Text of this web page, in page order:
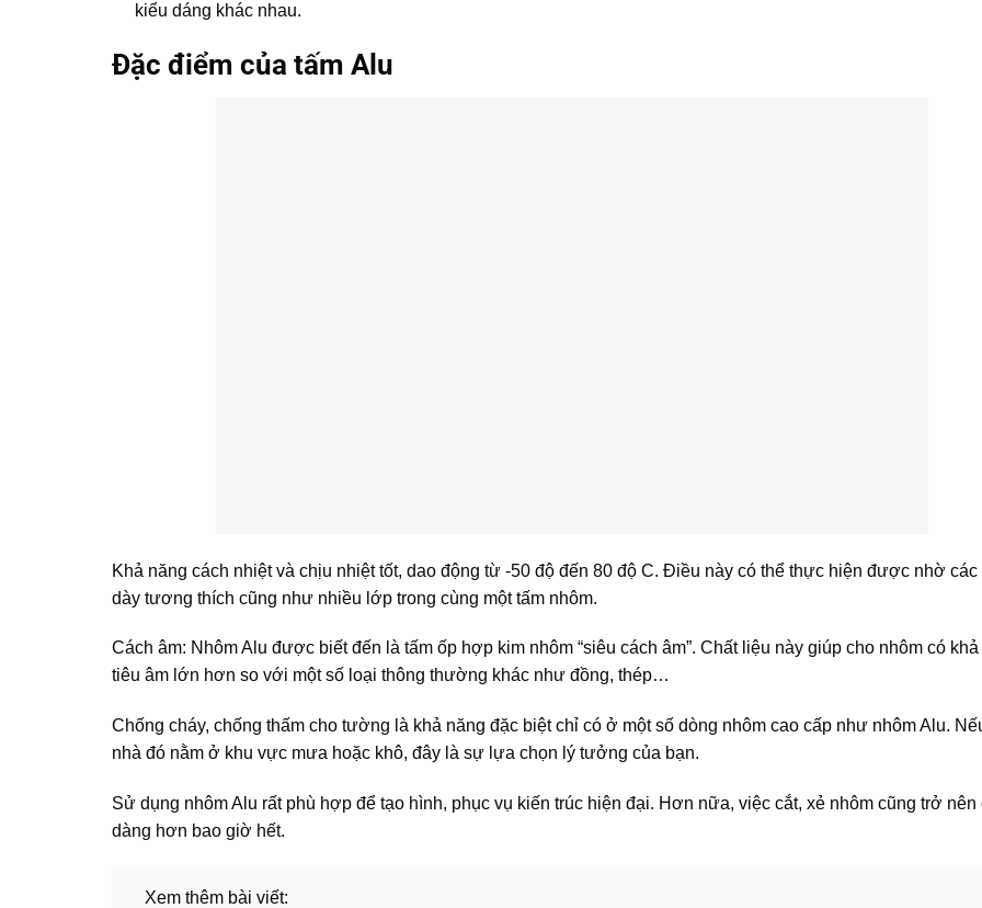
kiểu dáng khác nhau.
Đặc điểm của tấm Alu
Khả năng cách nhiệt và chịu nhiệt tốt, dao động từ -50 độ đến 80 độ C. Điều này có thể thực hiện được nhờ các
dày tương thích cũng như nhiều lớp trong cùng một tấm nhôm.
Cách âm: Nhôm Alu được biết đến là tấm ốp hợp kim nhôm “siêu cách âm”. Chất liệu này giúp cho nhôm có
tiêu âm lớn hơn so với một số loại thông thường khác như đồng, thép…
Chống cháy, chống thấm cho tường là khả năng đặc biệt chỉ có ở một số dòng nhôm cao cấp như nhôm Alu.
nhà đó nằm ở khu vực mưa hoặc khô, đây là sự lựa chọn lý tưởng của bạn.
Sử dụng nhôm Alu rất phù hợp để tạo hình, phục vụ kiến trúc hiện đại. Hơn nữa, việc cắt, xẻ nhôm cũng trở nên
dàng hơn bao giờ hết.
Xem thêm bài viết: